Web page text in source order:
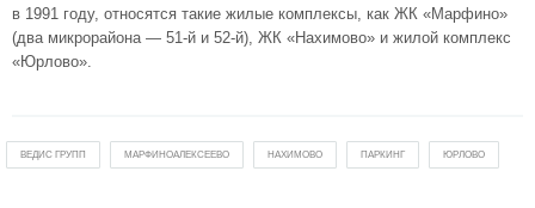
в 1991 году, относятся такие жилые комплексы, как ЖК «Марфино»
(два микрорайона — 51-й и 52-й), ЖК «Нахимово» и жилой комплекс
«Юрлово».
ВЕДИС ГРУПП МАРФИНОАЛЕКСЕЕВО НАХИМОВО ПАРКИНГ ЮРЛОВО